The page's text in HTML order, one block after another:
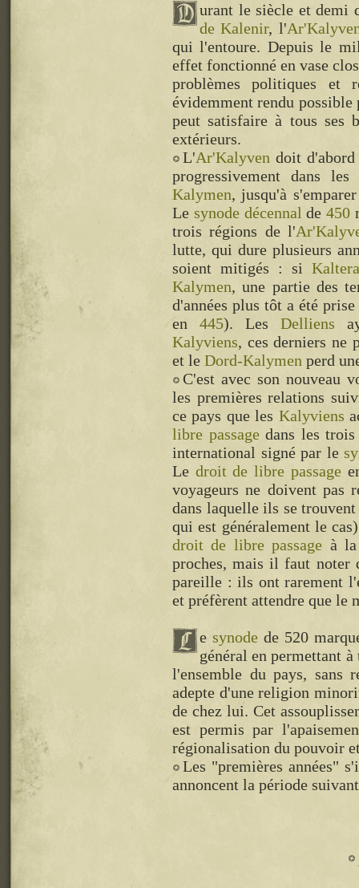
urant le siècle et demi
de Kalenir, l'
qui l'entoure. Depuis le
effet fonctionné en vase
problèmes politiques et
évidemment rendu
peut satisfaire à tous ses
extérieurs.
L'Ar'Kalyven doit
progressivement dans
Kalymen, jusqu'à
Le synode décennal de450
trois régions de l'
lutte, qui dure plusieurs
soient mitigés : si
Kalymen, une partie des
d'années plus tôt a été
en445). LesDelliens
Kalyviens, ces derniers ne
et le Dord-Kalymen perd
C'est avec son nouveau
les premières relations
ce pays que les Kalyviens
libre passagedans les trois
international signé par le
Le droit de libre passage
voyageurs ne doivent pas
dans laquelle ils se
qui est généralement le
droit de libre passage à
proches, mais il faut noter
pareille : ils ont rarement
et préfèrent attendre que le
e synode de 520
général en permettant
l'ensemble du pays, sans
adepte d'une religion
de chez lui. Cet
est permis par
régionalisation du pouvoir
Les "premières années"
annoncent la période